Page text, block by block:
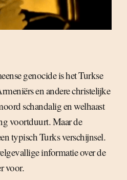
genocide is het Turkse
en andere christelijke
schandalig en welhaast
voortduurt. Maar de
typisch Turks verschijnsel.
informatie over de
voor.